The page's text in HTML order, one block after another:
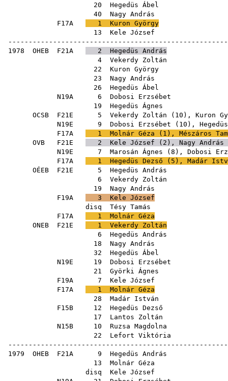
20
Hegedüs Ábel
40
Nagy András
F17A
1
Kuron György
13
Kele József
1978 OHEB F21A 2
Hegedüs András
4
Vekerdy Zoltán
22
Kuron György
23
Nagy András
26
Hegedüs Ábel
N19A 6
Dobosi Erzsébet
19
Hegedüs Ágnes
OCSB F21E 5 Vekerdy Zoltán ( 10 ), Kuron
N19E 9 Dobosi Erzsébet ( 10 ),
F17A
1 Molnár Géza ( 1 ), Mészáros
OVB F21E 2 Kele József ( 2 ), Nagy András
N19E 7 Marosán Ágnes ( 8 ), Dobosi
F17A
1 Hegedüs Dezső ( 5 ), Madár
OÉEB F21E 5
Hegedüs András
6
Vekerdy Zoltán
19
Nagy András
F19A
3
Kele József
disq
Tésy Tamás
F17A
1
Molnár Géza
ONEB F21E 1
Vekerdy Zoltán
6
Hegedüs András
18
Nagy András
32
Hegedüs Ábel
N19E 19
Dobosi Erzsébet
21
Györki Ágnes
F19A 7
Kele József
F17A
1
Molnár Géza
28
Madár István
F15B 12
Hegedüs Dezső
17
Lantos Zoltán
N15B 10
Ruzsa Magdolna
22
Lefort Viktória
1979 OHEB F21A 9
Hegedüs András
13
Molnár Géza
disq
Kele József